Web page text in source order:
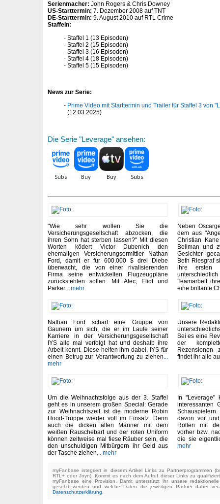
Serienmacher: John Rogers & Chris Downey
US-Starttermin: 7. Dezember 2008 auf TNT
DE-Starttermin: 9. August 2010 auf RTL Crime
Staffeln:
Staffel 1 (13 Episoden)
Staffel 2 (15 Episoden)
Staffel 3 (16 Episoden)
Staffel 4 (18 Episoden)
Staffel 5 (15 Episoden)
News zur Serie:
Prime Video mit Starttermin und Trailer für Staffel 3 von
(12.03.2025)
Die Serie "Leverage" ansehen:
"Wie sehr wollen Sie die
Versicherungsgesellschaft abzocken, die
ihren Sohn hat sterben lassen?" Mit diesen
Worten ködert Victor Dubenich den
ehemaligen Versicherungsermittler Nathan
Ford, damit er für 600.000 $ drei Diebe
überwacht, die von einer rivalisierenden
Firma seine entwickelten Flugzeugpläne
zurückstehlen sollen. Mit Alec, Eliot und
Parker... mehr
Neben
dem aus
Christian
Bellman und
Gesichter
Beth Riesgraf
ihre ersten
Teamarbeit
eine brillante
Nathan Ford schart eine Gruppe von
Gaunern um sich, die er im Laufe seiner
Karriere in der Versicherungsgesellschaft
IYS alle mal verfolgt hat und deshalb ihre
Arbeit kennt. Diese helfen ihm dabei, IYS für
einen Betrug zur Verantwortung zu ziehen...
mehr
Unsere
Sei es eine
der
Rezensionen
findet ihr alle
Um die Weihnachtsfolge aus der 3. Staffel
geht es in unserem großen Special: Gerade
zur Weihnachtszeit ist die moderne Robin
Hood-Truppe wieder voll im Einsatz. Denn
auch die dicken alten Männer mit dem
weißen Rauschebart und der roten Uniform
können zeitweise mal fiese Räuber sein, die
den unschuldigen Mitbürgern ihr Geld aus
der Tasche ziehen... mehr
In "Leverage"
interessanten
davon vor
Rollen mit
vorher bzw.
die sie
mehr
myFanbase integriert in diesem Artikel Links zu Partnerprogrammen
RTL+ oder Joyn). Kommt es nach dem Aufruf dieser Links zu
myFanbase eine Provision. Damit unterstützt ihr unsere
gesetzt werden und welche Daten die jeweiligen Partner dabei
Datenschutzerklärung